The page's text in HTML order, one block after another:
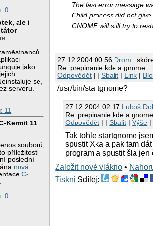
0
ale i
jako
se,
serveru.
11
Kermit 11
souborů,
příležitosti
poslední
nová
C-
0
The last error message
Child process did not
GNOME will still try to
27.12.2004 00:56 Drom |
Re: prepinanie kde a gnome
Odpovědět | |Sbalit | Link |
/usr/bin/startgnome?
27.12.2004 02:17 Luboš
Re: prepinanie kde a gnome
Odpovědět | |Sbalit |Výše |
Tak tohle startgnome
spustit Xka a pak tam
program a spustit šla jen
Založit nové vlákno •
Tiskni Sdílej: